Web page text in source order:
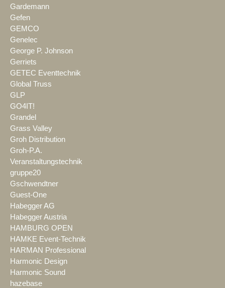
Gardemann
Gefen
GEMCO
Genelec
George P. Johnson
Gerriets
GETEC Eventtechnik
Global Truss
GLP
GO4IT!
Grandel
Grass Valley
Groh Distribution
Groh-P.A.
Veranstaltungstechnik
gruppe20
Gschwendtner
Guest-One
Habegger AG
Habegger Austria
HAMBURG OPEN
HAMKE Event-Technik
HARMAN Professional
Harmonic Design
Harmonic Sound
hazebase